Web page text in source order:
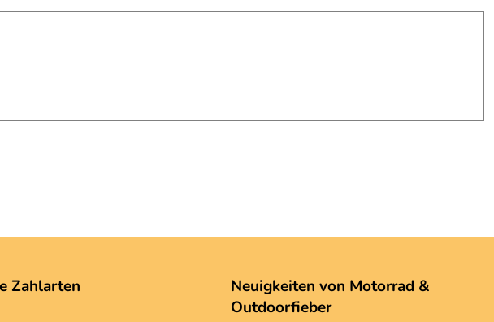
Zahlarten
Neuigkeiten von Motorrad &
Outdoorfieber